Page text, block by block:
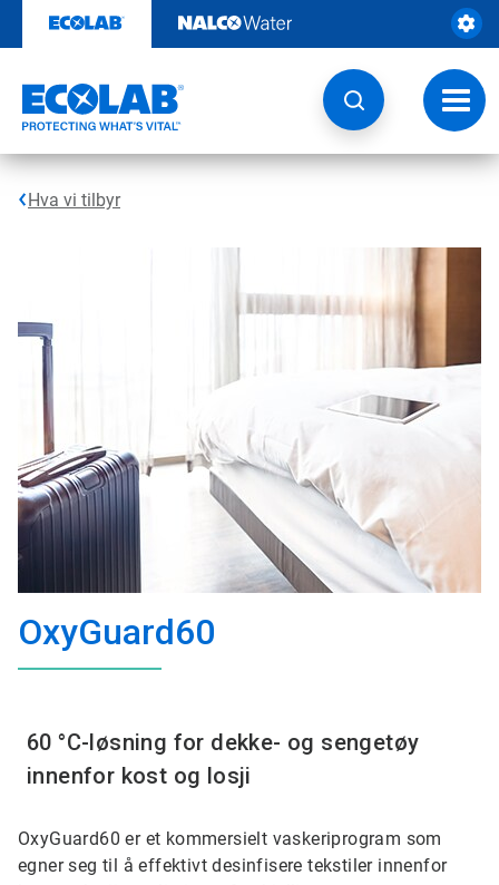
til
Veksle
Hva vi tilbyr
OxyGuard60
60 °C-løsning for dekke- og sengetøy
innenfor kost og losji
OxyGuard60 er et kommersielt vaskeriprogram som
egner seg til å effektivt desinfisere tekstiler innenfor